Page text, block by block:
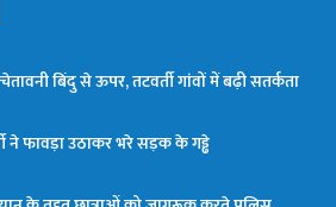
बिंदु से ऊपर, तटवर्ती गांवों में बढ़ी सतर्कता
ने फावड़ा उठाकर भरे सड़क के गड्ढे